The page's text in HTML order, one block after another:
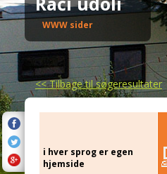
WWW sider
<<Tilbage til søgeresultater
i hver sprog er egen
hjemside